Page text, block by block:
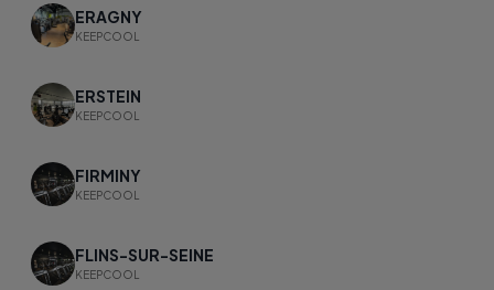
ERAGNY
KEEPCOOL
ERSTEIN
KEEPCOOL
FIRMINY
KEEPCOOL
FLINS-SUR-SEINE
KEEPCOOL